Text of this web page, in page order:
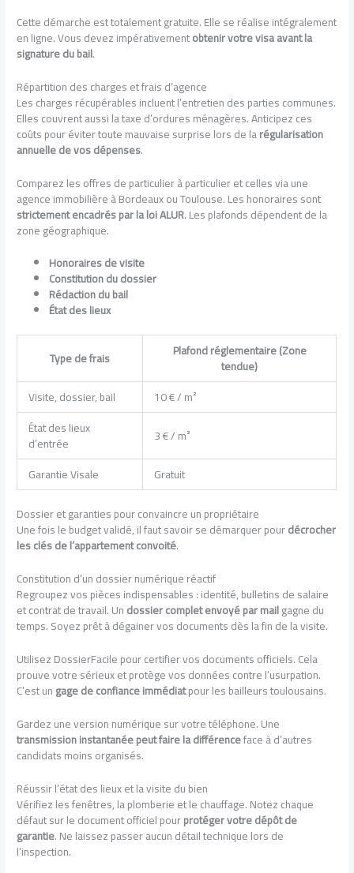
Cette démarche est totalement gratuite. Elle se réalise intégralement
en ligne. Vous devez impérativementobtenir votre visa avant la
signature du bail.
Répartition des charges et frais d’agence
Les charges récupérables incluent l’entretien des parties communes.
Elles couvrent aussi la taxe d’ordures ménagères. Anticipez ces
coûts pour éviter toute mauvaise surprise lors de larégularisation
annuelle de vos dépenses.
Comparez les offres de particulier à particulier et celles via une
agence immobilière à Bordeaux ou Toulouse. Les honoraires sont
strictement encadrés par la loi ALUR. Les plafonds dépendent de la
zone géographique.
Honoraires de visite
Constitution du dossier
Rédaction du bail
État des lieux
Type de frais Plafond réglementaire (Zone
tendue)
Visite, dossier, bail
10 € / m²
État des lieux
d’entrée
3 € / m²
Garantie Visale
Gratuit
Dossier et garanties pour convaincre un propriétaire
Une fois le budget validé, il faut savoir se démarquer pourdécrocher
les clés de l’appartement convoité.
Constitution d’un dossier numérique réactif
Regroupez vos pièces indispensables : identité, bulletins de salaire
et contrat de travail. Undossier complet envoyé par mailgagne du
temps. Soyez prêt à dégainer vos documents dès la fin de la visite.
Utilisez DossierFacile pour certifier vos documents officiels. Cela
prouve votre sérieux et protège vos données contre l’usurpation.
C’est ungage de confiance immédiatpour les bailleurs toulousains.
Gardez une version numérique sur votre téléphone. Une
transmission instantanée peut faire la différenceface à d’autres
candidats moins organisés.
Réussir l’état des lieux et la visite du bien
Vérifiez les fenêtres, la plomberie et le chauffage. Notez chaque
défaut sur le document officiel pourprotéger votre dépôt de
garantie. Ne laissez passer aucun détail technique lors de
l’inspection.